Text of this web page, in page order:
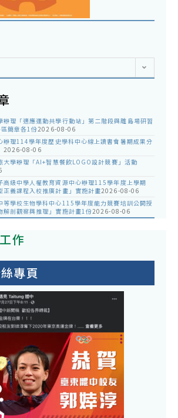
辦理「適應運動共學行動站」第二階段與離島場研習
簡章各1份2026-08-06
辦理114學年度歷史學科中心線上讀書會暑期成果分
2026-08-06
大學辦理「AI+智慧餐飲LOGO設計競賽」活動
高級中學人權教育資源中心辦理115學年度上學期
正義課程入校推廣計畫」實施計畫2026-08-06
等學校生物學科中心115學年度能力競賽培訓公開授
解剖觀察與推理」實施計畫1份2026-08-06
作
專頁